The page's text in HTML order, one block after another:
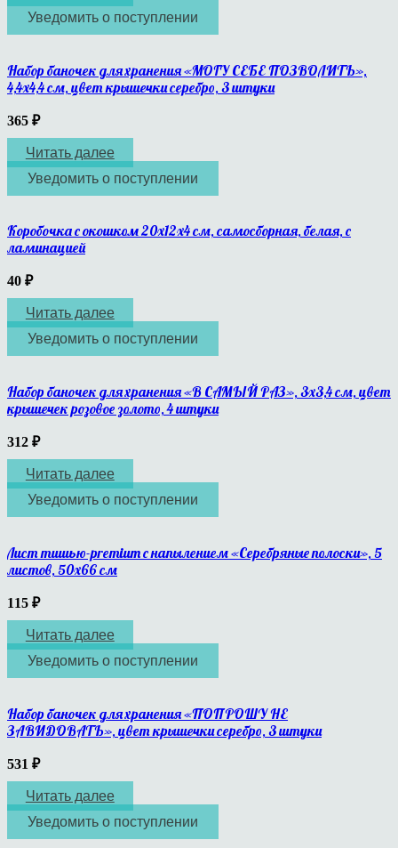
Уведомить о поступлении
Набор баночек для хранения «МОГУ СЕБЕ ПОЗВОЛИТЬ»,
4,4х4,4 см, цвет крышечки серебро, 3 штуки
365 ₽
Читать далее
Уведомить о поступлении
Коробочка с окошком 20х12х4 см, самосборная, белая, с
ламинацией
40 ₽
Читать далее
Уведомить о поступлении
Набор баночек для хранения «В САМЫЙ РАЗ», 3х3,4 см, цвет
крышечек розовое золото, 4 штуки
312 ₽
Читать далее
Уведомить о поступлении
Лист тишью-premium с напылением «Серебряные полоски», 5
листов, 50х66 см
115 ₽
Читать далее
Уведомить о поступлении
Набор баночек для хранения «ПОПРОШУ НЕ
ЗАВИДОВАТЬ», цвет крышечки серебро, 3 штуки
531 ₽
Читать далее
Уведомить о поступлении